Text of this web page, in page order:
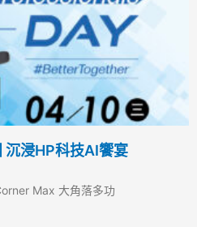
沉浸HP科技AI饗宴
Max 大角落多功